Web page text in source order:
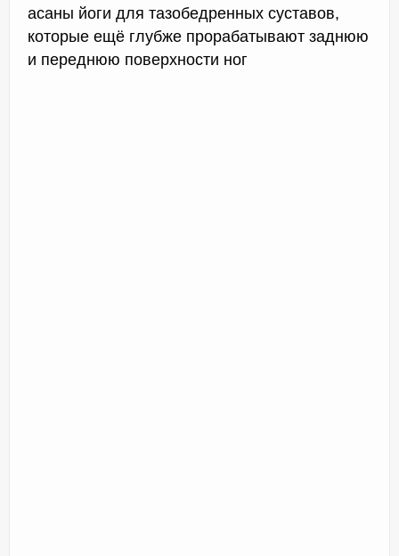
асаны йоги для тазобедренных суставов,
которые ещё глубже прорабатывают заднюю
и переднюю поверхности ног